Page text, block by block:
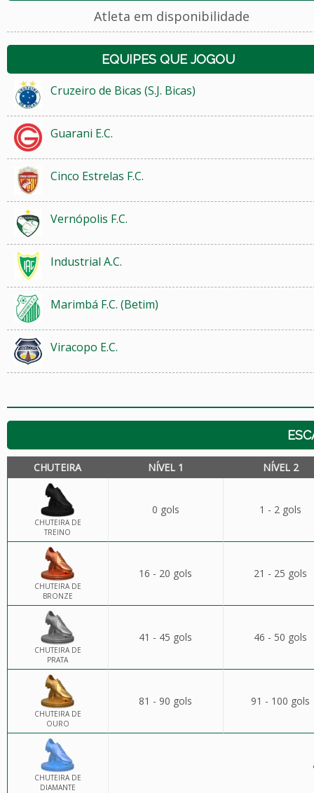
Atleta em disponibilidade
EQUIPES QUE JOGOU
Cruzeiro de Bicas (S.J. Bicas)
Guarani E.C.
Cinco Estrelas F.C.
Vernópolis F.C.
Industrial A.C.
Marimbá F.C. (Betim)
Viracopo E.C.
CHUTEIRA NÍVEL 1 NÍVEL 2
CHUTEIRA DE
TREINO
0 gols 1 - 2 gols
CHUTEIRA DE
BRONZE
16 - 20 gols 21 - 25 gols
CHUTEIRA DE
PRATA
41 - 45 gols 46 - 50 gols
CHUTEIRA DE
OURO
81 - 90 gols 91 - 100 gols
CHUTEIRA DE
DIAMANTE